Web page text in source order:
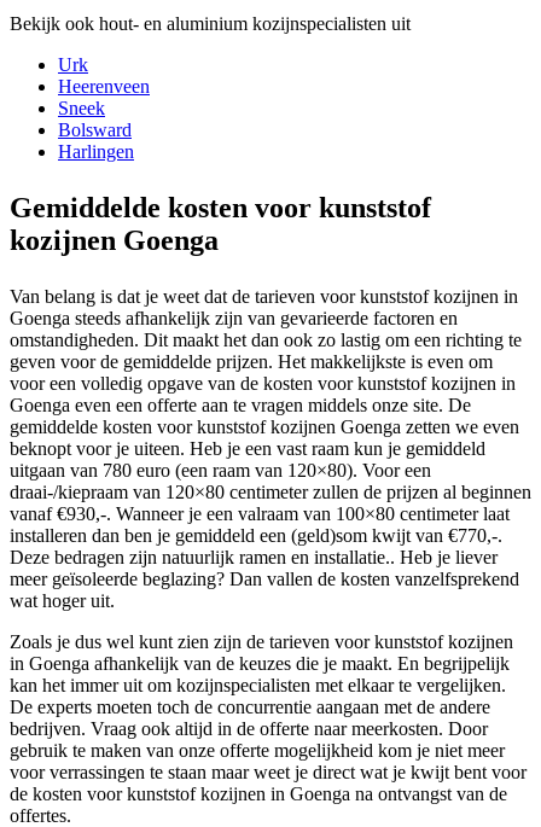
Bekijk ook hout- en aluminium kozijnspecialisten uit
Urk
Heerenveen
Sneek
Bolsward
Harlingen
Gemiddelde kosten voor kunststof
kozijnen Goenga
Van belang is dat je weet dat de tarieven voor kunststof kozijnen in
Goenga steeds afhankelijk zijn van gevarieerde factoren en
omstandigheden. Dit maakt het dan ook zo lastig om een richting te
geven voor de gemiddelde prijzen. Het makkelijkste is even om
voor een volledig opgave van de kosten voor kunststof kozijnen in
Goenga even een offerte aan te vragen middels onze site. De
gemiddelde kosten voor kunststof kozijnen Goenga zetten we even
beknopt voor je uiteen. Heb je een vast raam kun je gemiddeld
uitgaan van 780 euro (een raam van 120×80). Voor een
draai-/kiepraam van 120×80 centimeter zullen de prijzen al beginnen
vanaf €930,-. Wanneer je een valraam van 100×80 centimeter laat
installeren dan ben je gemiddeld een (geld)som kwijt van €770,-.
Deze bedragen zijn natuurlijk ramen en installatie.. Heb je liever
meer geïsoleerde beglazing? Dan vallen de kosten vanzelfsprekend
wat hoger uit.
Zoals je dus wel kunt zien zijn de tarieven voor kunststof kozijnen
in Goenga afhankelijk van de keuzes die je maakt. En begrijpelijk
kan het immer uit om kozijnspecialisten met elkaar te vergelijken.
De experts moeten toch de concurrentie aangaan met de andere
bedrijven. Vraag ook altijd in de offerte naar meerkosten. Door
gebruik te maken van onze offerte mogelijkheid kom je niet meer
voor verrassingen te staan maar weet je direct wat je kwijt bent voor
de kosten voor kunststof kozijnen in Goenga na ontvangst van de
offertes.